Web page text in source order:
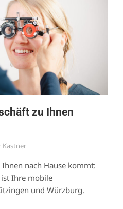
zu Ihnen
Kastner
nach Hause kommt:
Ihre mobile
und Würzburg.